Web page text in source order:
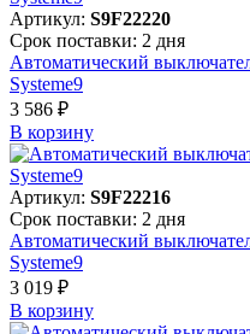
Артикул: S9F22220
Срок поставки: 2 дня
Автоматический
Systeme9
3 586 ₽
В корзинy
Артикул: S9F22216
Срок поставки: 2 дня
Автоматический
Systeme9
3 019 ₽
В корзинy